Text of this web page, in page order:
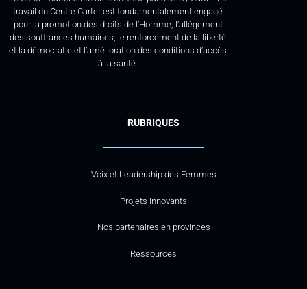
travail du Centre Carter est fondamentalement engagé
pour la promotion des droits de l’Homme, l’allègement
des souffrances humaines, le renforcement de la liberté
et la démocratie et l’amélioration des conditions d’accès
à la santé.
RUBRIQUES
Voix et Leadership des Femmes
Projets innovants
Nos partenaires en provinces
Ressources